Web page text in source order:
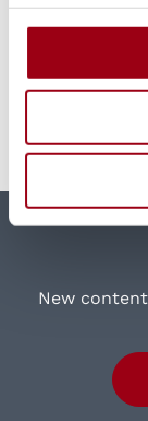
01.10.2024
New